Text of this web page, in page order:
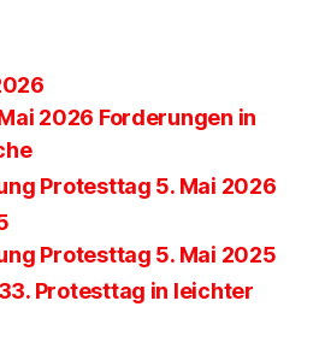
2026 Forderungen in
Protesttag 5. Mai 2026
Protesttag 5. Mai 2025
Protesttag in leichter